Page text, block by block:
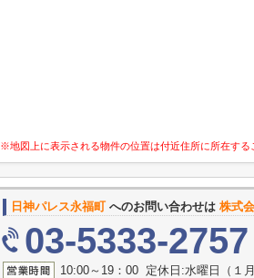
※地図上に表示される物件の位置は付近住所に所在する
日神パレス永福町へのお問い合わせは 株式
03-5333-2757
10:00～19：00 定休日:水曜日（１